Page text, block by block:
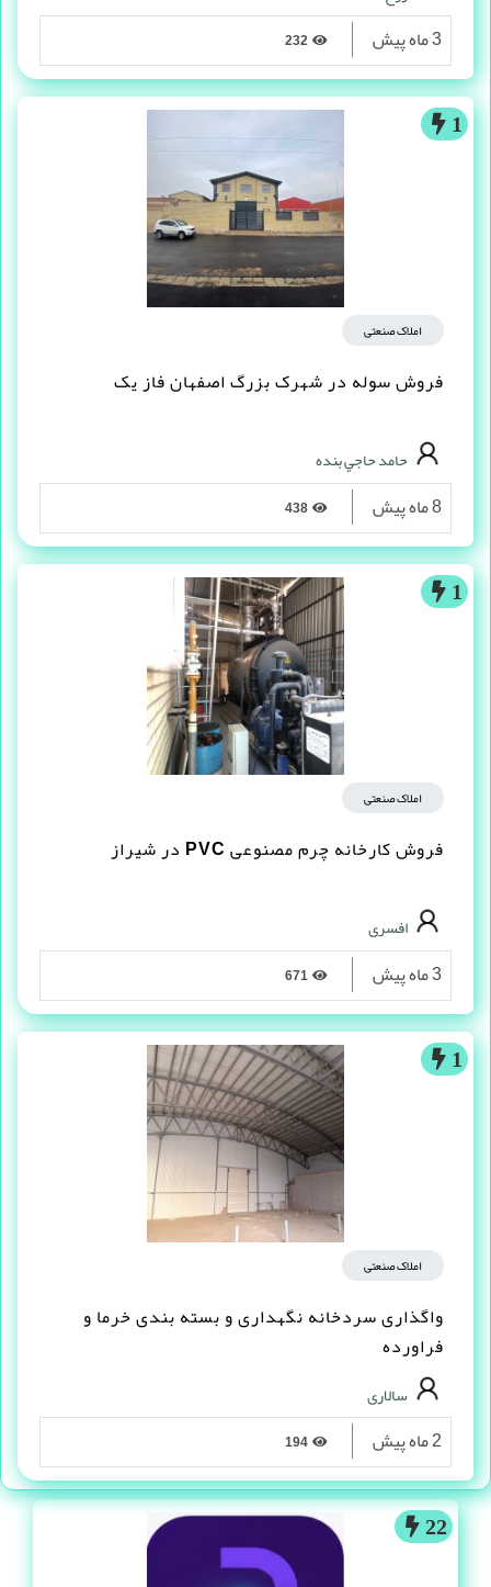
22
3 ماه پیش
1
املاک صنعتی
فروش سوله در شهرک بزرگ اصفهان فاز یک
حامد حاجي بنده
8 ماه پیش
1
املاک صنعتی
فروش کارخانه چرم مصنوعى PVC در شیراز
افسری
3 ماه پیش
1
املاک صنعتی
واگذاری سردخانه نگهداری و بسته بندی خرما و
فراورده
سالاری
2 ماه پیش